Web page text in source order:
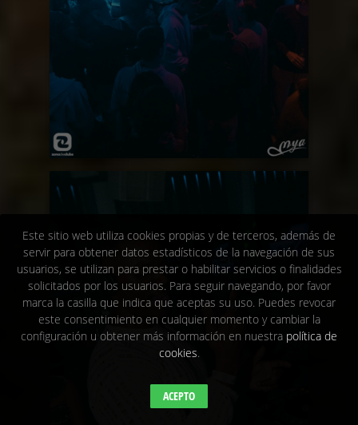
Este sitio web utiliza cookies propias y de terceros, además de
servir para obtener datos estadísticos de la navegación de sus
usuarios, se utilizan para prestar o habilitar servicios o finalidades
solicitados por los usuarios. Para seguir navegando, por favor
marca la casilla que indica que aceptas su uso. Puedes revocar
este consentimiento en cualquier momento y cambiar la
configuración u obtener más información en nuestra política de
cookies.
ACEPTO